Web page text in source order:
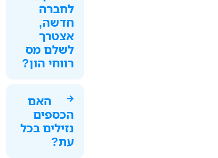
לחברה
חדשה,
אצטרך
לשלם מס
רווחי הון?
האם
הכספים
נזילים בכל
עת?